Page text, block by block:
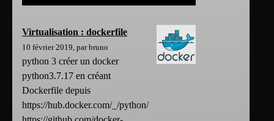
Virtualisation : dockerfile
10 février 2019, par bruno
python 3 créer un docker
python3.7.17 en créant
Dockerfile depuis
https://hub.docker.com/_/python/